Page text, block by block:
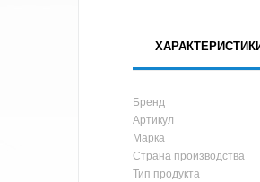
Бренд
Артикул
Марка
Страна производства
Тип продукта